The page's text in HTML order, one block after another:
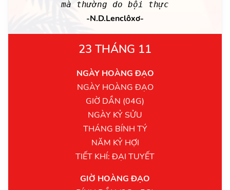
mà thường do bội thực
-N.D.Lenclôxơ-
23 THÁNG 11
NGÀY HOÀNG ĐẠO
NGÀY HOÀNG ĐẠO
GIỜ DẦN (04G)
NGÀY KỶ SỬU
THÁNG BÍNH TÝ
NĂM KỶ HỢI
TIẾT KHÍ: ĐẠI TUYẾT
GIỜ HOÀNG ĐẠO